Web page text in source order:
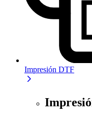
Impresión DTF